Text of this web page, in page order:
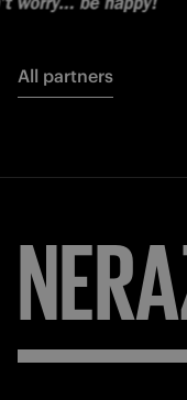
All partners